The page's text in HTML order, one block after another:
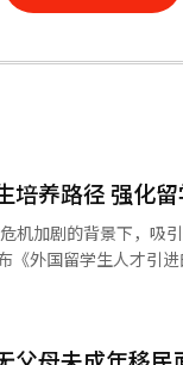
培养路径 强化
机加剧的背景下，吸
策进行了综合分析。